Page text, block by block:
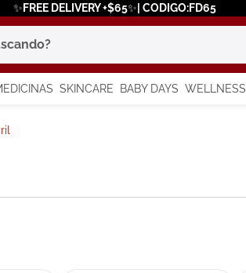
✨FREE DELIVERY +$65✨| CODIGO:FD65
SKINCARE BABY DAYS WELLNESS
buscados